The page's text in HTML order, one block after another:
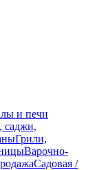
и печи
саджи,
Грили,
Варочно-
Садовая /